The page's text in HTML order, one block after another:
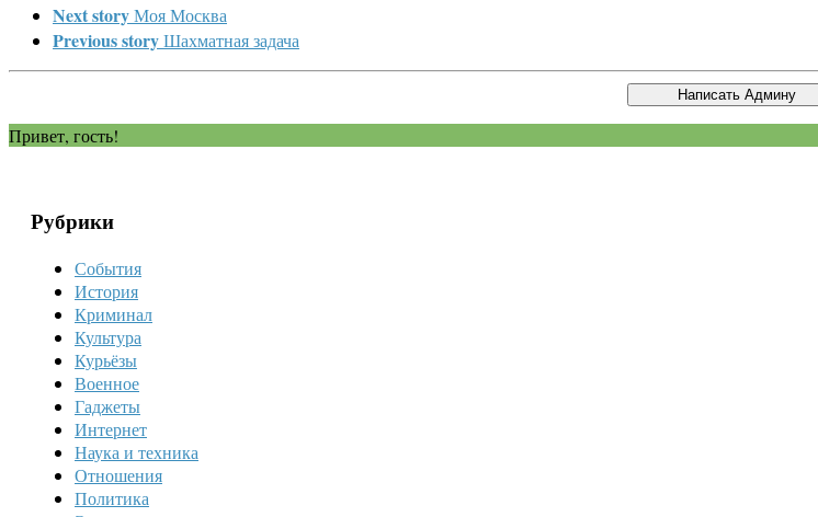
Next storyМоя Москва
Previous storyШахматная задача
Привет, гость!
Рубрики
События
История
Криминал
Культура
Курьёзы
Военное
Гаджеты
Интернет
Наука и техника
Отношения
Политика